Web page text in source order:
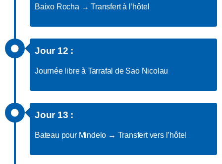
Baixo Rocha → Transfert à l’hôtel
Jour 12 :
Journée libre à Tarrafal de Sao Nicolau
Jour 13 :
Bateau pour Mindelo → Transfert vers l’hôtel